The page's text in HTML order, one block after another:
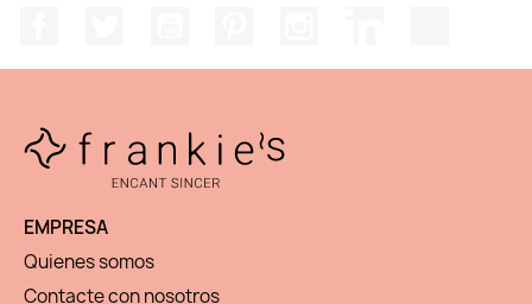
EMPRESA
Quienes somos
Contacte con nosotros